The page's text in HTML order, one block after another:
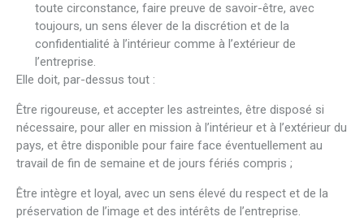
toute circonstance, faire preuve de savoir-être, avec
toujours, un sens élever de la discrétion et de la
confidentialité à l’intérieur comme à l’extérieur de
l’entreprise.
Elle doit, par-dessus tout :
Être rigoureuse, et accepter les astreintes, être disposé si
nécessaire, pour aller en mission à l’intérieur et à l’extérieur du
pays, et être disponible pour faire face éventuellement au
travail de fin de semaine et de jours fériés compris ;
Être intègre et loyal, avec un sens élevé du respect et de la
préservation de l’image et des intérêts de l’entreprise.